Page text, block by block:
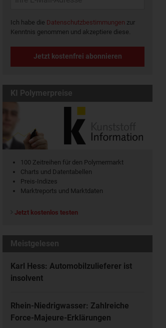
Ich habe die Datenschutzbestimmungen zur
Kenntnis genommen und akzeptiere diese.
Jetzt kostenfrei abonnieren
KI Polymerpreise
100 Zeitreihen für den Polymermarkt
Charts und Datentabellen
Preis-Indizes
Marktreports und Marktdaten
Jetzt kostenlos testen
Meistgelesen
Karl Hess: Automobilzulieferer ist
insolvent
Rhein-Niedrigwasser: Zahlreiche
Force-Majeure-Erklärungen